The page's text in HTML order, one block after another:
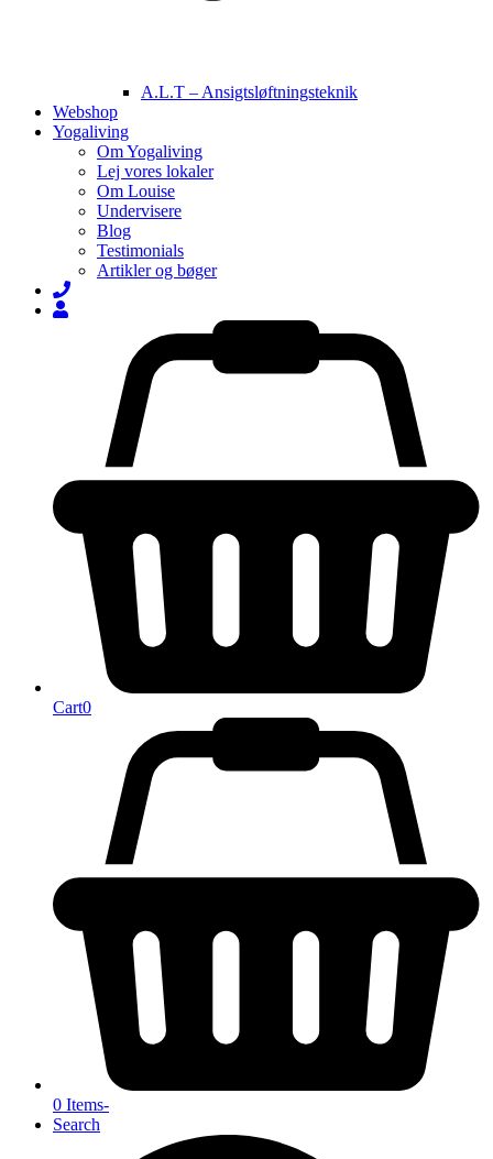
A.L.T – Ansigtsløftningsteknik
Webshop
Yogaliving
Om Yogaliving
Lej vores lokaler
Om Louise
Undervisere
Blog
Testimonials
Artikler og bøger
Cart0
0 Items-
Search